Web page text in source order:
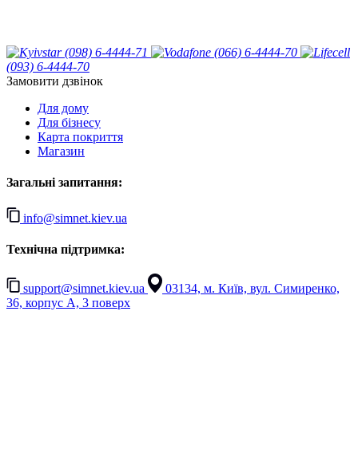
(098) 6-4444-71
(066) 6-4444-70
(093) 6-4444-70
Замовити дзвінок
Для дому
Для бізнесу
Карта покриття
Магазин
Загальні запитання:
info@simnet.kiev.ua
Технічна підтримка:
support@simnet.kiev.ua
03134, м. Київ, вул. Симиренко,
36, корпус А, 3 поверх